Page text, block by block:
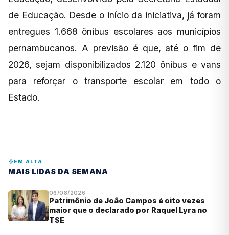
de Educação. Desde o início da iniciativa, já foram
entregues 1.668 ônibus escolares aos municípios
pernambucanos. A previsão é que, até o fim de
2026, sejam disponibilizados 2.120 ônibus e vans
para reforçar o transporte escolar em todo o
Estado.
EM ALTA
MAIS LIDAS DA SEMANA
06/08/2026
Patrimônio de João Campos é oito vezes
maior que o declarado por Raquel Lyra no
TSE